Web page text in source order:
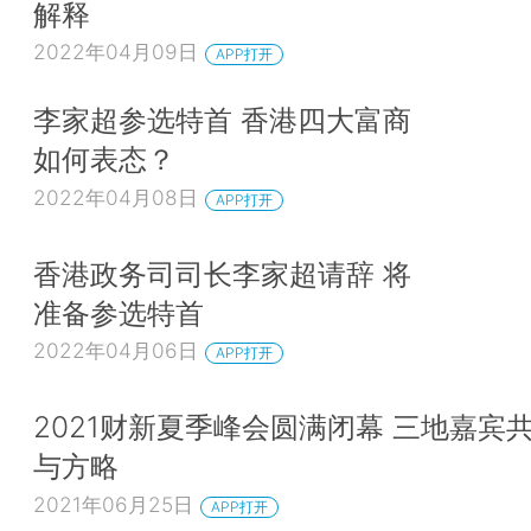
解释
2022年04月09日 APP打开
李家超参选特首 香港四大富商
如何表态？
2022年04月08日 APP打开
香港政务司司长李家超请辞 将
准备参选特首
2022年04月06日 APP打开
2021财新夏季峰会圆满闭幕 三地嘉宾
与方略
2021年06月25日 APP打开